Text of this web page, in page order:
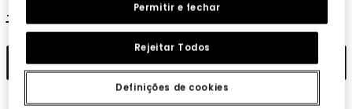
15,95 € 7,95 € 6,35 €
Adicionar
Definições de cookies
Rejeitar Todos
Permitir e fechar